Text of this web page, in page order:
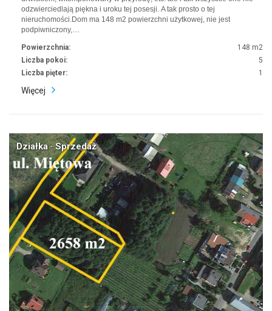
odzwierciedlają piękna i uroku tej posesji. A tak prosto o tej
nieruchomości.Dom ma 148 m2 powierzchni użytkowej, nie jest
podpiwniczony,…
Powierzchnia:
148 m2
Liczba pokoi:
5
Liczba pięter:
1
Więcej
Działka · Sprzedaż